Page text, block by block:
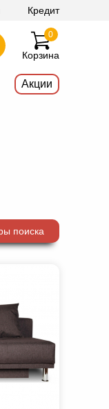
Кредит
Корзина
0
Акции
поиска